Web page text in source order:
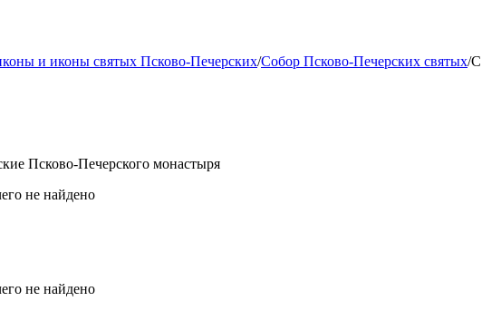
и иконы святых Псково-Печерских/Собор Псково-Печерских святых/С
Псково-Печерского монастыря
не найдено
не найдено